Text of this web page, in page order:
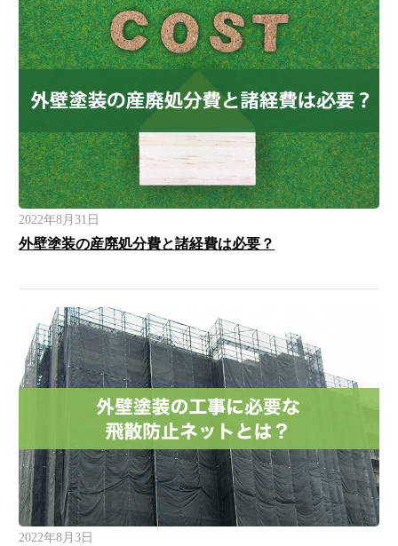
2022年8月31日
外壁塗装の産廃処分費と諸経費は必要？
2022年8月3日